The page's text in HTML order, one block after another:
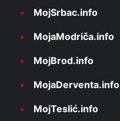
MojSrbac.info
MojaModriča.info
MojBrod.info
MojaDerventa.info
MojTeslić.info